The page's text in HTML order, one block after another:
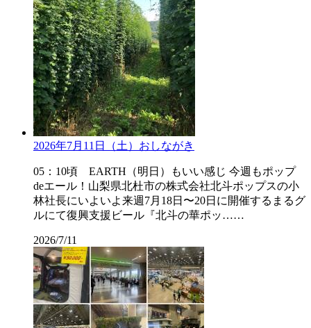
2026年7月11日（土）おしながき
05：10頃 EARTH（明日）もいい感じ 今週もポップ
deエール！山梨県北杜市の株式会社北斗ポップスの小
林社長にいよいよ来週7月18日〜20日に開催するまるグ
ルにて復興支援ビール『北斗の華ポッ……
2026/7/11